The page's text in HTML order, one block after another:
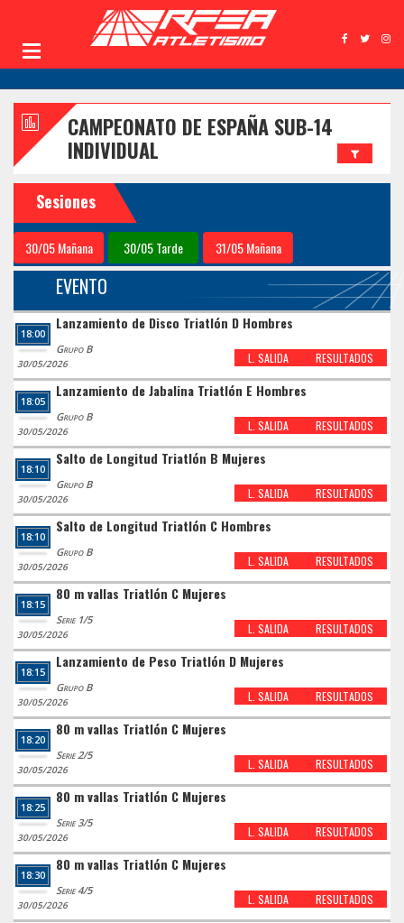
CAMPEONATO DE ESPAÑA SUB-14
INDIVIDUAL
Sesiones
30/05 Mañana 30/05 Tarde 31/05 Mañana
EVENTO
18:00
Lanzamiento de Disco Triatlón D Hombres
Grupo B
L. SALIDA RESULTADOS
30/05/2026
18:05
Lanzamiento de Jabalina Triatlón E Hombres
Grupo B
L. SALIDA RESULTADOS
30/05/2026
18:10
Salto de Longitud Triatlón B Mujeres
Grupo B
L. SALIDA RESULTADOS
30/05/2026
18:10
Salto de Longitud Triatlón C Hombres
Grupo B
L. SALIDA RESULTADOS
30/05/2026
18:15
80 m vallas Triatlón C Mujeres
Serie 1/5
L. SALIDA RESULTADOS
30/05/2026
18:15
Lanzamiento de Peso Triatlón D Mujeres
Grupo B
L. SALIDA RESULTADOS
30/05/2026
18:20
80 m vallas Triatlón C Mujeres
Serie 2/5
L. SALIDA RESULTADOS
30/05/2026
18:25
80 m vallas Triatlón C Mujeres
Serie 3/5
L. SALIDA RESULTADOS
30/05/2026
18:30
80 m vallas Triatlón C Mujeres
Serie 4/5
L. SALIDA RESULTADOS
30/05/2026